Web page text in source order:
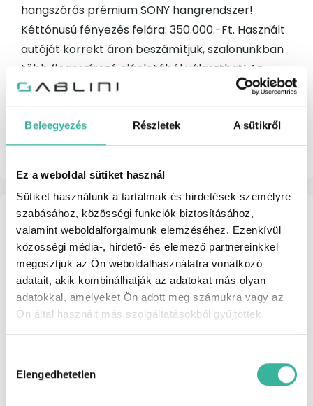
Beleegyezés Részletek A sütikről
Ez a weboldal sütiket használ
Sütiket használunk a tartalmak és hirdetések személyre
szabásához, közösségi funkciók biztosításához,
valamint weboldalforgalmunk elemzéséhez. Ezenkívül
közösségi média-, hirdető- és elemező partnereinkkel
megosztjuk az Ön weboldalhasználatra vonatkozó
adatait, akik kombinálhatják az adatokat más olyan
adatokkal, amelyeket Ön adott meg számukra vagy az
Ön által használt más szolgáltatásokból gyűjtöttek.
kiválasztása
Elengedhetetlen
hangszórós prémium SONY hangrendszer!
Kéttónusú fényezés felára: 350.000.-Ft. Használt
autóját korrekt áron beszámítjuk, szalonunkban
több finanszírozó ajánlatából választhat! Az
akció feltételeiről érdeklődjön!
Részletek
10 990 000 Ft